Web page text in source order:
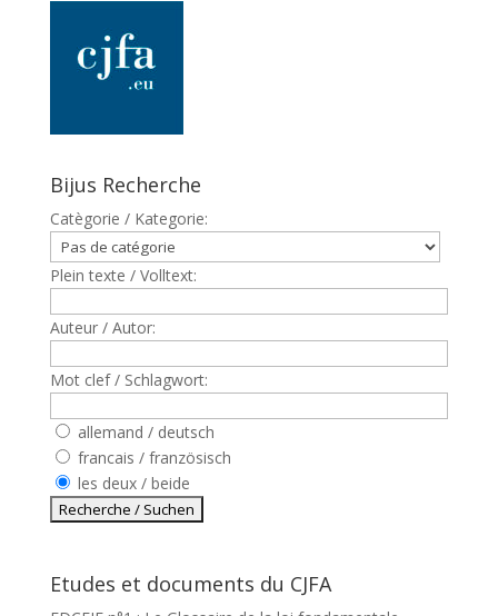
Bijus Recherche
Catègorie / Kategorie:
Plein texte / Volltext:
Auteur / Autor:
Mot clef / Schlagwort:
allemand / deutsch
francais / französisch
les deux / beide
Etudes et documents du CJFA